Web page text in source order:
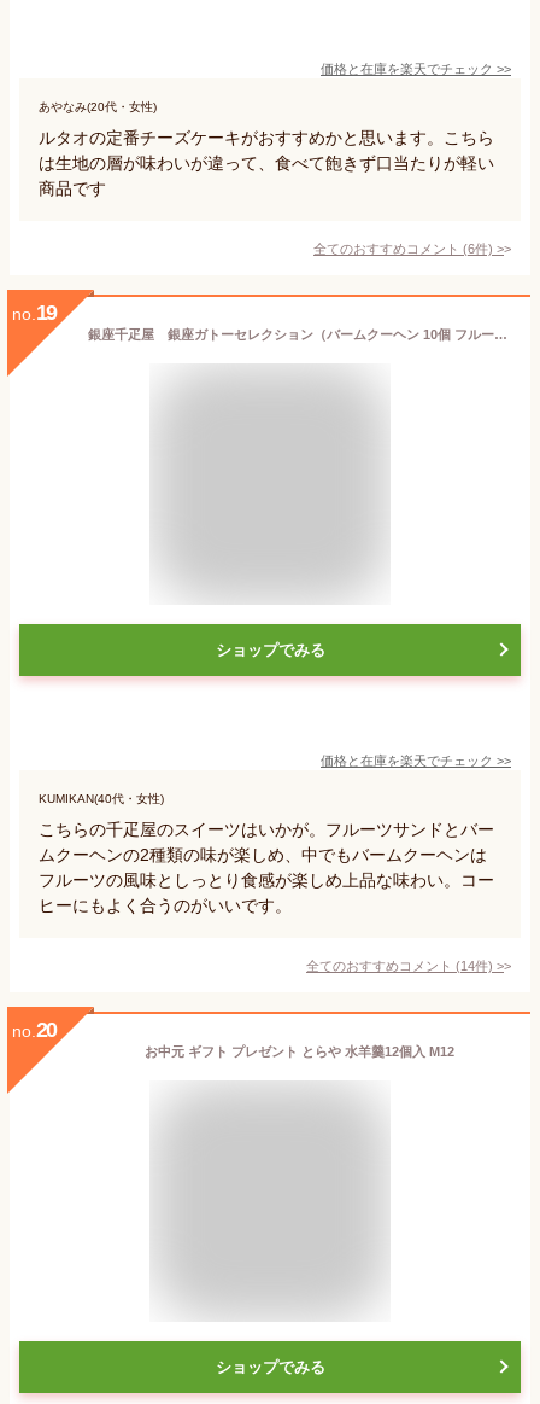
価格と在庫を楽天でチェック >>
あやなみ(20代・女性)
ルタオの定番チーズケーキがおすすめかと思います。こちら
は生地の層が味わいが違って、食べて飽きず口当たりが軽い
商品です
全てのおすすめコメント (6件) >
no. 19
銀座千疋屋 銀座ガトーセレクション（バームクーヘン 10個 フルーツサンド 5個）［送料無料］［ポイント2倍］～ お中元 御中元 父の日 母の日 バームクーヘン 焼き菓子 詰め合わせ ギフト 贈り物 スイーツ プレゼント 内祝い 誕生日 お祝い 送料無料 千疋屋 ～
ショップでみる
価格と在庫を楽天でチェック >>
KUMIKAN(40代・女性)
こちらの千疋屋のスイーツはいかが。フルーツサンドとバー
ムクーヘンの2種類の味が楽しめ、中でもバームクーヘンは
フルーツの風味としっとり食感が楽しめ上品な味わい。コー
ヒーにもよく合うのがいいです。
全てのおすすめコメント (14件) >
no. 20
お中元 ギフト プレゼント とらや 水羊羹12個入 M12
ショップでみる